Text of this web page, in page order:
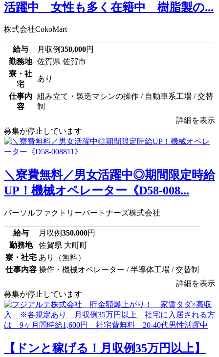
活躍中 女性も多く在籍中 樹脂製の...
株式会社CokoMart
給与 月収例350,000円
勤務地
佐賀県 佐賀市
寮・社
宅
あり
仕事内
容
組み立て・製造マシンの操作 / 自動車系工場 / 交替
制
詳細を表示
募集が停止しています
＼寮費無料／男女活躍中◎期間限定時給
UP！機械オペレーター《D58-008...
パーソルファクトリーパートナーズ株式会社
給与 月収例350,000円
勤務地
佐賀県 大町町
寮・社宅 あり（無料）
仕事内容 操作・機械オペレーター / 半導体工場 / 交替制
詳細を表示
募集が停止しています
【ドンと稼げる！月収例35万円以上】